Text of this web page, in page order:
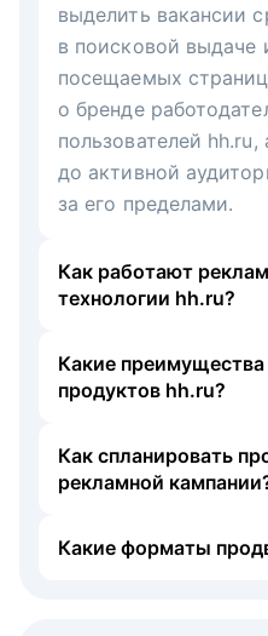
выделить вакансии
в поисковой выдаче
посещаемых
о бренде
пользователей
до активной
за его пределами.
Как работают
технологии hh.ru?
Какие
продуктов hh.ru?
Как спланировать
рекламной
Какие форматы